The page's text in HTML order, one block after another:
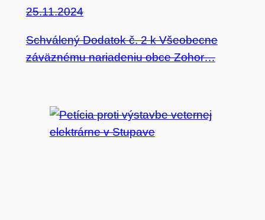
25.11.2024
Schválený Dodatok č. 2 k Všeobecne
záväznému nariadeniu obce Zohor…